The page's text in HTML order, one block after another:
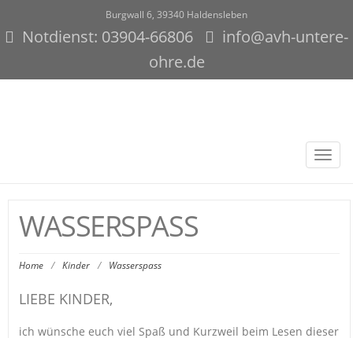
Burgwall 6, 39340 Haldensleben
Notdienst: 03904-66806
info@avh-untere-
ohre.de
WASSERSPASS
Home / Kinder / Wasserspass
LIEBE KINDER,
ich wünsche euch viel Spaß und Kurzweil beim Lesen dieser